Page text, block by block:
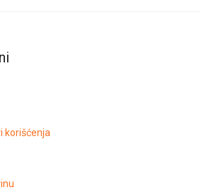
korišćenja